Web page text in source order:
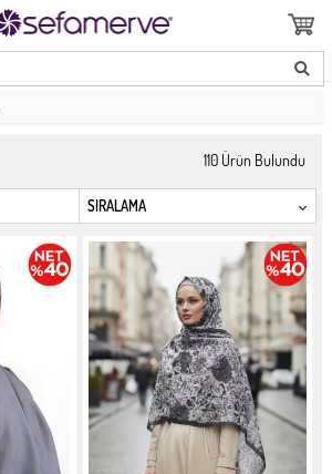
110 Ürün Bulundu